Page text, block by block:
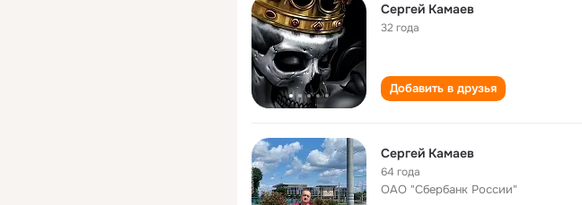
Сергей Камаев
32 года
Добавить в друзья
Сергей Камаев
64 года
ОАО "Сбербанк России"